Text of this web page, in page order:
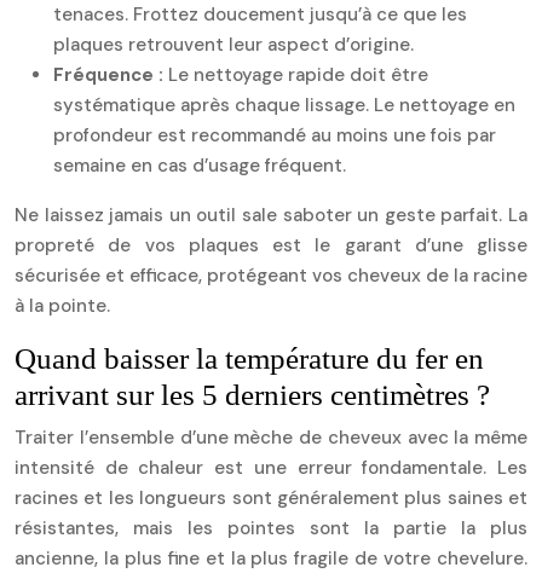
tenaces. Frottez doucement jusqu’à ce que les
plaques retrouvent leur aspect d’origine.
Fréquence : Le nettoyage rapide doit être
systématique après chaque lissage. Le nettoyage en
profondeur est recommandé au moins une fois par
semaine en cas d’usage fréquent.
Ne laissez jamais un outil sale saboter un geste parfait. La
propreté de vos plaques est le garant d’une glisse
sécurisée et efficace, protégeant vos cheveux de la racine
à la pointe.
Quand baisser la température du fer en
arrivant sur les 5 derniers centimètres ?
Traiter l’ensemble d’une mèche de cheveux avec la même
intensité de chaleur est une erreur fondamentale. Les
racines et les longueurs sont généralement plus saines et
résistantes, mais les pointes sont la partie la plus
ancienne, la plus fine et la plus fragile de votre chevelure.